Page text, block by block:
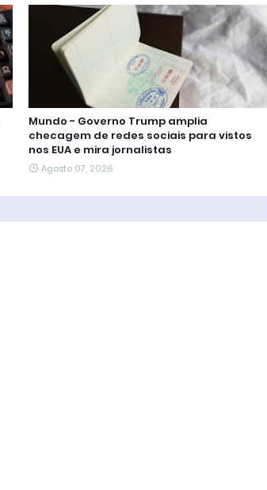
Mundo - Governo Trump amplia
checagem de redes sociais para vistos
nos EUA e mira jornalistas
Agosto 07, 2026